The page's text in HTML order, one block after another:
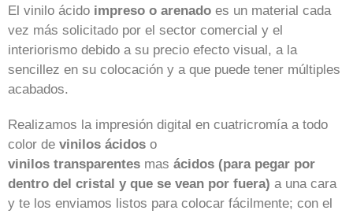
El vinilo ácido impreso o arenado es un material cada
vez más solicitado por el sector comercial y el
interiorismo debido a su precio efecto visual, a la
sencillez en su colocación y a que puede tener múltiples
acabados.
Realizamos la impresión digital en cuatricromía a todo
color de vinilos ácidos o
vinilos transparentes mas ácidos (para pegar por
dentro del cristal y que se vean por fuera) a una cara
y te los enviamos listos para colocar fácilmente; con el